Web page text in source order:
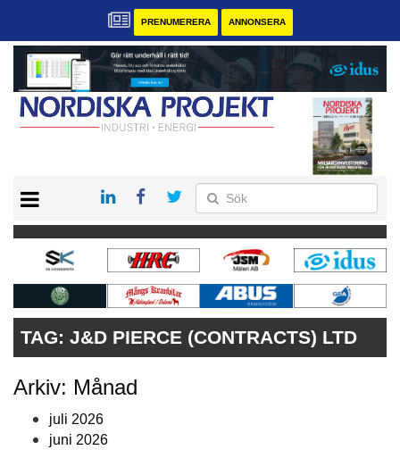
PRENUMERERA ANNONSERA
KONTAKT
VÅRA ANDRA MAGASIN
PRENUMERERA
ANNONSERA
TAG: J&D PIERCE (CONTRACTS) LTD
Arkiv: Månad
juli 2026
juni 2026